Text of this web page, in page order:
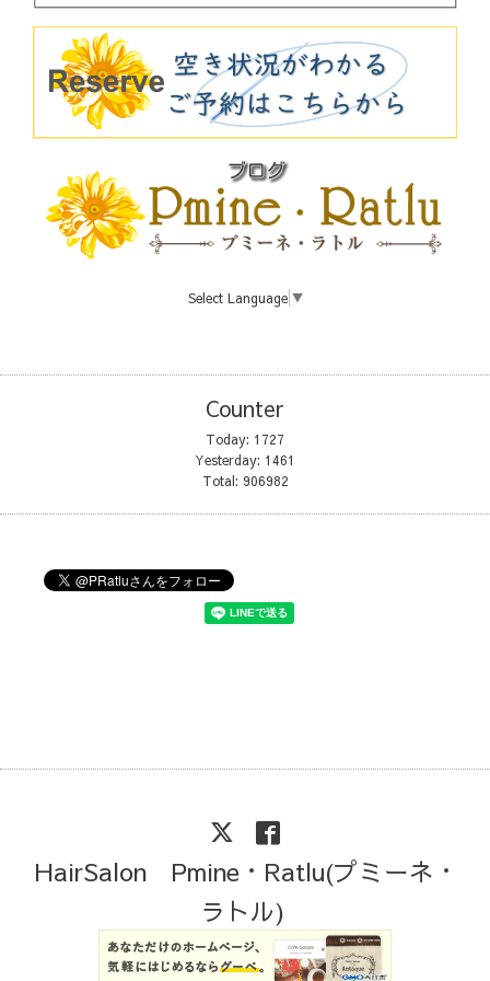
Select Language ▼
Counter
Today: 1727
Yesterday: 1461
Total: 906982
HairSalon Pmine・Ratlu(プミーネ・
ラトル)